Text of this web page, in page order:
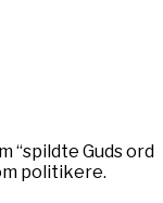
“spildte Guds ord
politikere.